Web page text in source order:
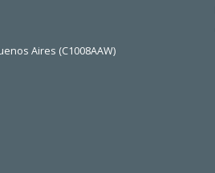
Aires (C1008AAW)